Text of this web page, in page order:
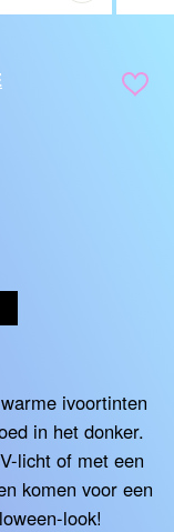
(ESC)
ivoortinten
in het donker.
licht of met een
komen voor een
look!